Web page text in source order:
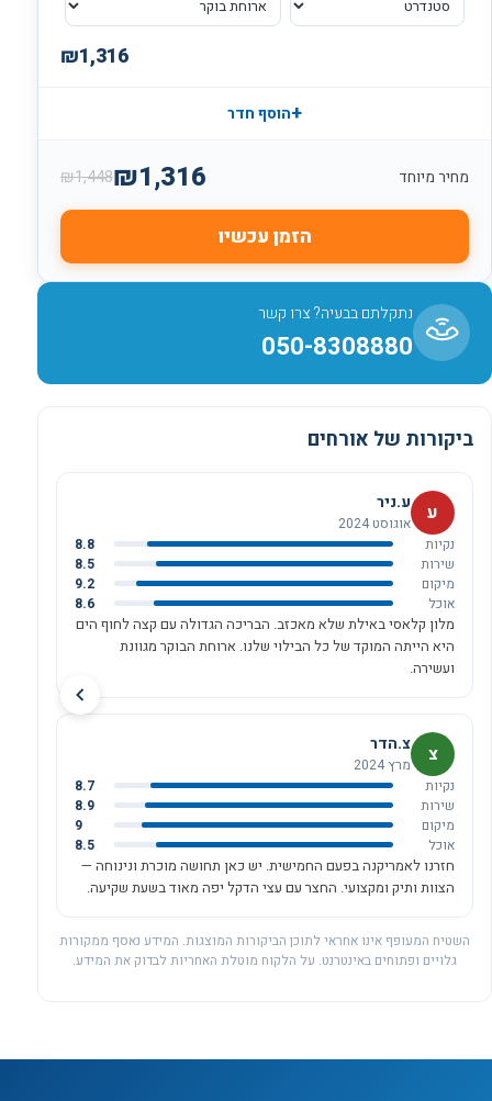
ביקורות של אורחים
ע ע.ניר
אוגוסט 2024
נקיות
8.8
שירות
8.5
מיקום
9.2
אוכל
8.6
מלון קלאסי באילת שלא מאכזב. הבריכה הגדולה עם קצה לחוף הים
היא הייתה המוקד של כל הבילוי שלנו. ארוחת הבוקר מגוונת
ועשירה.
צ צ.הדר
מרץ 2024
נקיות
8.7
שירות
8.9
מיקום
9
אוכל
8.5
חזרנו לאמריקנה בפעם החמישית. יש כאן תחושה מוכרת ונינוחה —
הצוות ותיק ומקצועי. החצר עם עצי הדקל יפה מאוד בשעת שקיעה.
השטיח המעופף אינו אחראי לתוכן הביקורות המוצגות. המידע נאסף ממקורות
גלויים ופתוחים באינטרנט. על הלקוח מוטלת האחריות לבדוק את המידע.
₪1,316
+הוסף חדר
מחיר מיוחד ₪1,316
₪1,448
הזמן עכשיו
נתקלתם בבעיה? צרו קשר
050-8308880